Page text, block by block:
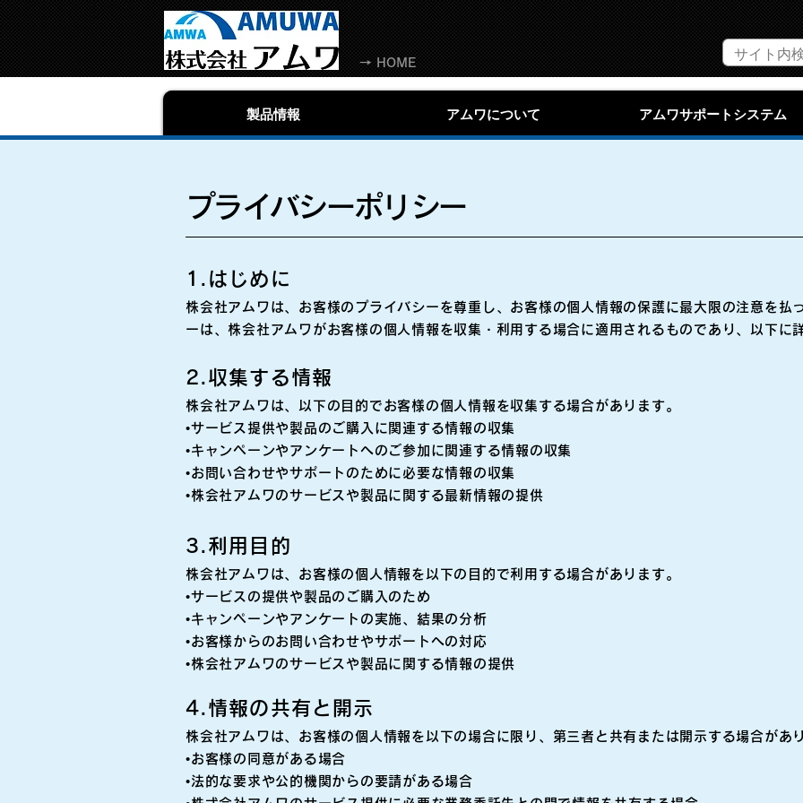
→ HOME
製品情報 アムワについて アムワサポートシステム
プライバシーポリシー
1.はじめに
株会社アムワは、お客様のプライバシーを尊重し、お客様の個人情報の保護に最大限の注意を払
ーは、株会社アムワがお客様の個人情報を収集・利用する場合に適用されるものであり、以下に
2.収集する情報
株会社アムワは、 以下の目的でお客様の個人情報を収集する場合があります。
•サービス提供や製品のご購入に関連する情報の収集
•キャンペーンやアンケートへのご参加に関連する情報の収集
•お問い合わせやサポートのために必要な情報の収集
•株会社アムワのサービスや製品に関する最新情報の提供
3.利用目的
株会社アムワは、お客様の個人情報を以下の目的で利用する場合があります。
•サービスの提供や製品のご購入のため
•キャンペーンやアンケートの実施、結果の分析
•お客様からのお問い合わせやサポートへの対応
•株会社アムワのサービスや製品に関する情報の提供
4.情報の共有と開示
株会社アムワは、お客様の個人情報を以下の場合に限り、第三者と共有または開示する場合があ
•お客様の同意がある場合
•法的な要求や公的機関からの要請がある場合